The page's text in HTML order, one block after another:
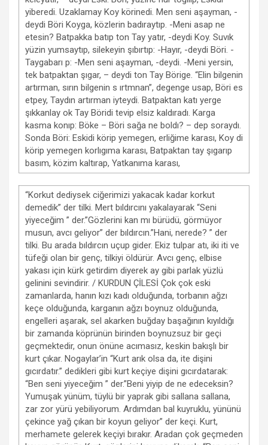
yiberedi. Uzaklamay Koy körinedi. Men seni aşayman, -
deydi Böri Koyga, közlerin badıraytıp. -Meni asap ne
etesin? Batpakka batıp ton Tay yatır, -deydi Koy. Suvık
yüzin yumsaytıp, silekeyin şıbırtıp: -Hayır, -deydi Böri. -
Taygabarı p: -Men seni aşayman, -deydi. -Meni yersin,
tek batpaktan şıgar, – deydi ton Tay Börige. “Elin bilgenin
artırman, sırın bilgenin s ırtmnan”, degenge usap, Böri es
etpey, Taydın artırman iyteydi. Batpaktan katı yerge
şıkkanlay ok Tay Böridi tevip elsiz kaldıradı. Karga
kasma konıp: Böke – Böri sağa ne boldı? – dep soraydı.
Sonda Böri: Eskidi körip yemegen, erliğime karası, Koy di
körip yemegen korlıgıma karası, Batpaktan tay şıgarıp
basım, közim kaltırap, Yatkanıma karası,
“Korkut dediysek ciğerimizi yakacak kadar korkut
demedik” der tilki. Mert bıldırcını yakalayarak “Seni
yiyeceğim ” der.”Gözlerini kan mı bürüdü, görmüyor
musun, avcı geliyor” der bıldırcın.”Hani, nerede? ” der
tilki. Bu arada bıldırcın uçup gider. Ekiz tulpar atı, iki iti ve
tüfeği olan bir genç, tilkiyi öldürür. Avcı genç, elbise
yakası için kürk getirdim diyerek ay gibi parlak yüzlü
gelinini sevindirir. / KURDUN ÇİLESİ Çok çok eski
zamanlarda, hanın kızı kadı olduğunda, torbanın ağzı
keçe olduğunda, karganın ağzı boynuz olduğunda,
engelleri aşarak, sel akarken buğday başağının kıyıldığı
bir zamanda köprünün birinden boynuzsuz bir geçi
geçmektedir, onun önüne acımasız, keskin bakışlı bir
kurt çıkar. Nogaylar’in “Kurt arık olsa da, ite dişini
gıcırdatır.” dedikleri gibi kurt keçiye dişini gıcırdatarak:
“Ben seni yiyeceğim ” der.”Beni yiyip de ne edeceksin?
Yumuşak yünüm, tüylü bir yaprak gibi sallana sallana,
zar zor yürü yebiliyorum. Ardımdan bal kuyruklu, yününü
çekince yağ çıkan bir koyun geliyor” der keçi. Kurt,
merhamete gelerek keçiyi bırakır. Aradan çok geçmeden